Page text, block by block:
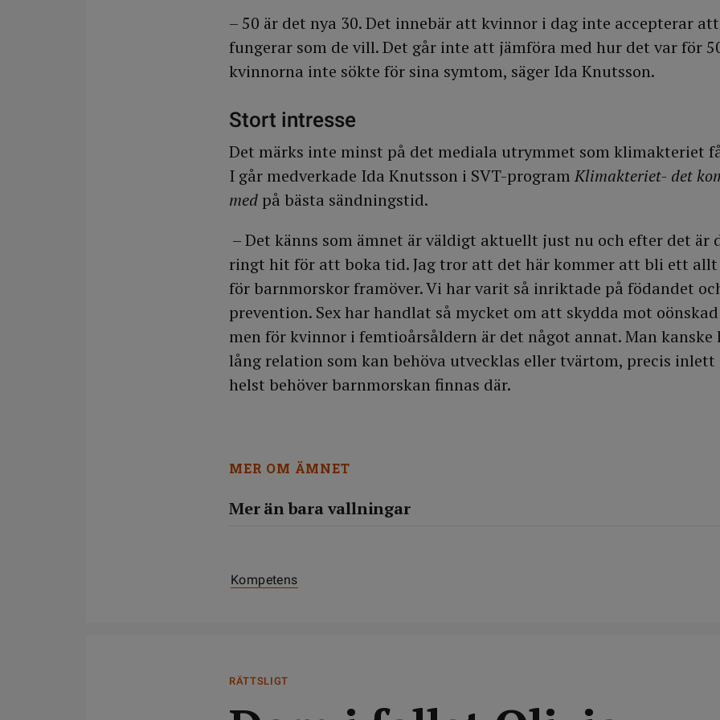
– 50 är det nya 30. Det innebär att kvinnor i dag inte accepterar
fungerar som de vill. Det går inte att jämföra med hur det var för
kvinnorna inte sökte för sina symtom, säger Ida Knutsson.
Stort intresse
Det märks inte minst på det mediala utrymmet som klimakteriet
I går medverkade Ida Knutsson i SVT-programKlimakteriet- det
med på bästa sändningstid.
– Det känns som ämnet är väldigt aktuellt just nu och efter det är
ringt hit för att boka tid. Jag tror att det här kommer att bli ett allt
för barnmorskor framöver. Vi har varit så inriktade på födandet
prevention. Sex har handlat så mycket om att skydda mot
men för kvinnor i femtioårsåldern är det något annat. Man kanske
lång relation som kan behöva utvecklas eller tvärtom, precis inlett
helst behöver barnmorskan finnas där.
MER OM ÄMNET
Mer än bara vallningar
Kompetens
RÄTTSLIGT